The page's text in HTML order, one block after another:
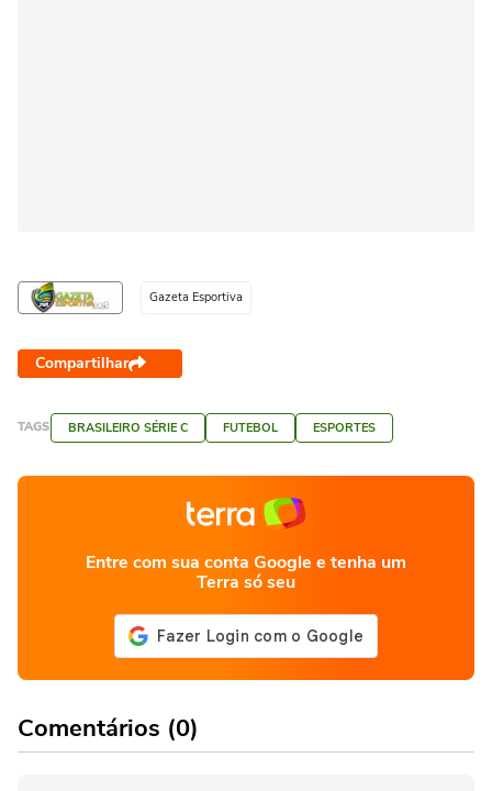
Gazeta Esportiva
Compartilhar
TAGS BRASILEIRO SÉRIE C FUTEBOL ESPORTES
Entre com sua conta Google e tenha um
Terra só seu
Comentários (0)